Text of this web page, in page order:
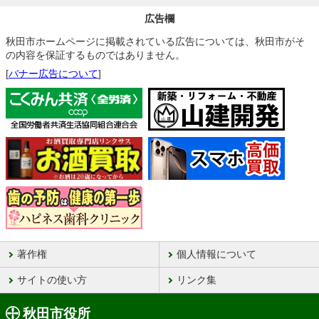
広告欄
秋田市ホームページに掲載されている広告については、秋田市がそ
の内容を保証するものではありません。
[バナー広告について]
著作権 個人情報について
サイトの使い方 リンク集
秋田市役所